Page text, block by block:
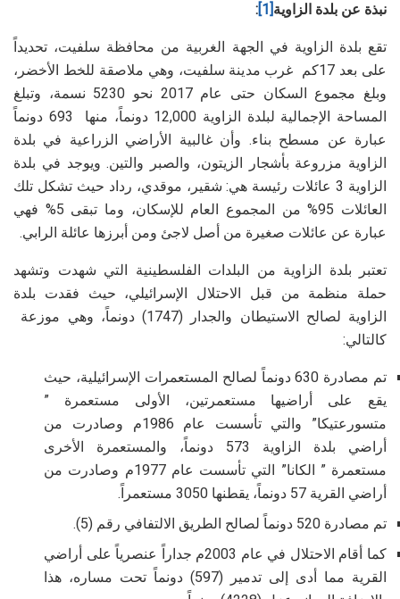
نبذة عن بلدة الزاوية :
تقع بلدة الزاوية في الجهة الغربية من محافظة سلفيت، تحديداً
على بعد 17كم غرب مدينة سلفيت، وهي ملاصقة للخط الأخضر،
وبلغ مجموع السكان حتى عام 2017 نحو 5230 نسمة، وتبلغ
المساحة الإجمالية لبلدة الزاوية 12,000 دونماً، منها 693 دونماً
عبارة عن مسطح بناء. وأن غالبية الأراضي الزراعية في بلدة
الزاوية مزروعة بأشجار الزيتون، والصبر والتين. ويوجد في بلدة
الزاوية 3 عائلات رئيسة هي: شقير، موقدي، رداد حيث تشكل تلك
العائلات 95% من المجموع العام للإسكان، وما تبقى 5% فهي
عبارة عن عائلات صغيرة من أصل لاجئ ومن أبرزها عائلة الرابي.
تعتبر بلدة الزاوية من البلدات الفلسطينية التي شهدت وتشهد
حملة منظمة من قبل الاحتلال الإسرائيلي، حيث فقدت بلدة
الزاوية لصالح الاستيطان والجدار (1747) دونماً، وهي موزعة
كالتالي:
تم مصادرة 630 دونماً لصالح المستعمرات الإسرائيلية، حيث
يقع على أراضيها مستعمرتين، الأولى مستعمرة ”
متسورعتيكا” والتي تأسست عام 1986م وصادرت من
أراضي بلدة الزاوية 573 دونماً، والمستعمرة الأخرى
مستعمرة ” الكانا” التي تأسست عام 1977م وصادرت من
أراضي القرية 57 دونماً، يقطنها 3050 مستعمراً.
تم مصادرة 520 دونماً لصالح الطريق الالتفافي رقم (5).
كما أقام الاحتلال في عام 2003م جداراً عنصرياً على أراضي
القرية مما أدى إلى تدمير (597) دونماً تحت مساره، هذا